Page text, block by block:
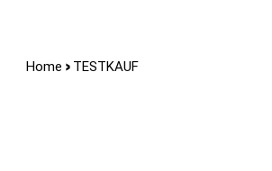
Home > TESTKAUF